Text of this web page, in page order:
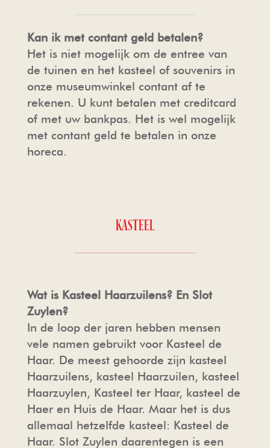
Kan ik met contant geld betalen?
Het is niet mogelijk om de entree van
de tuinen en het kasteel of souvenirs in
onze museumwinkel contant af te
rekenen. U kunt betalen met creditcard
of met uw bankpas. Het is wel mogelijk
met contant geld te betalen in onze
horeca.
KASTEEL
Wat is Kasteel Haarzuilens? En Slot
Zuylen?
In de loop der jaren hebben mensen
vele namen gebruikt voor Kasteel de
Haar. De meest gehoorde zijn kasteel
Haarzuilens, kasteel Haarzuilen, kasteel
Haarzuylen, Kasteel ter Haar, kasteel de
Haer en Huis de Haar. Maar het is dus
allemaal hetzelfde kasteel: Kasteel de
Haar. Slot Zuylen daarentegen is een